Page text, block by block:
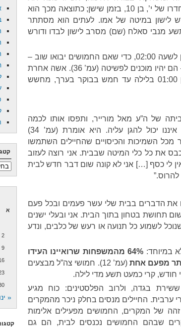
האופניים שלה.” חמושים פלשו לחדרו של י’, בן 10, בזמן שישן; כתוצאה מכך הוא
לישון במיטה של אמו. לעתים הוא מסתתר
38). ילד בן תשע מנבי סאלח (שם) מסרב לישון לבדו ודורש
משפחה אחרת מכוונת את השעון לשעה 02:00, כדי שאם החמושים יבואו שוב –
והם באים שוב, ולעתים תכופות – הם יהיו מוכנים לפשיטה (עמ’ 36). אשה אחרת
מדווחת (עמ’ 35) שהיא ערה בין 01:00 בלילה עד חמש בבוקר בערך, מחשש
לביתה של ה”ע מאל מורייר, ותפסו אותו לכמה
שעות. ה”ע מודעת לכך שביתה איננו יכול להגן עליה. היא אומרת (עמ’ 34)
מכל השמיכות והכיסויים שהחיילים השתמשו
את כל כלי המיטה שבבית. אני רוצה לעזוב
לי כסף […] אני לא קונה שום דבר חדש לבית
אומרת (עמ’ 34) “שברו את הדברים בבית שלי עשר פעמים ובכל פעם
תחושת בטחון בתוך הבית. אני ובעלי ישנים
לשמוע כל תנועה או רעש של כלבים, ונדע
במיוחד:
64% מהמשפחות שרואיינו העידו
מפעם אחת
(עמ’ 12). חמושי צה”ל מבצעים
בגדה, ולרוב הפלסטינים: כוח מגיע
ערבית. החיילים מנסים בחלק ניכר מהמקרים
זהה של המקרים, החמושים מפעילים אלימות
ב-30% מהמקרים שבהם החמושים נכנסים לבית, הם גם
א
2
9
« ינו